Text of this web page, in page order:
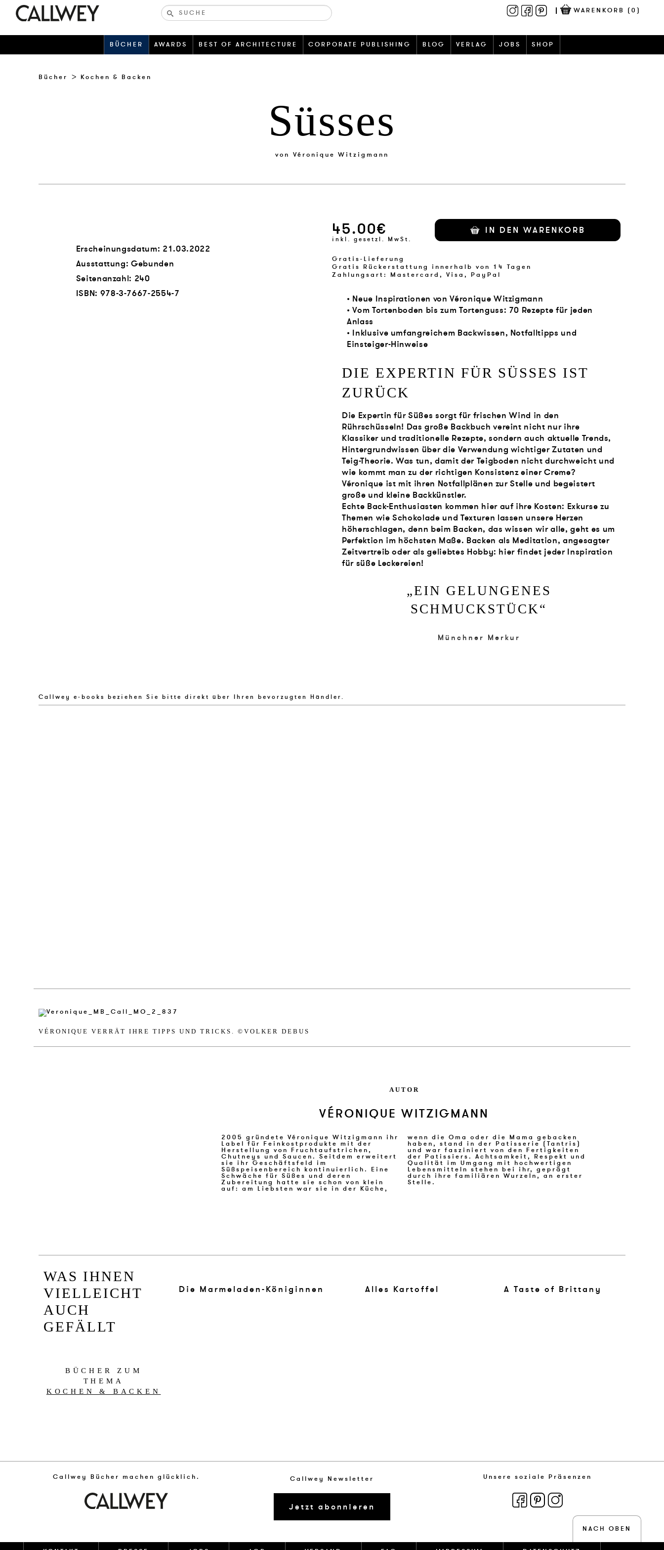
Bücher-
und
zeitschriften
WARENKORB (0)
BÜCHER AWARDS BEST OF ARCHITECTURE CORPORATE PUBLISHING BLOG VERLAG JOBS SHOP
Bücher Kochen & Backen
Süsses
von Véronique Witzigmann
Erscheinungsdatum: 21.03.2022
Ausstattung: Gebunden
Seitenanzahl: 240
ISBN: 978-3-7667-2554-7
45.00€
inkl. gesetzl. MwSt.
IN DEN WARENKORB
Gratis-Lieferung
Gratis Rückerstattung innerhalb von 14 Tagen
Zahlungsart: Mastercard, Visa, PayPal
• Neue Inspirationen von Véronique Witzigmann
• Vom Tortenboden bis zum Tortenguss: 70 Rezepte für jeden
Anlass
• Inklusive umfangreichem Backwissen, Notfalltipps und
Einsteiger-Hinweise
DIE EXPERTIN FÜR SÜSSES IST
ZURÜCK
Die Expertin für Süßes sorgt für frischen Wind in den
Rührschüsseln! Das große Backbuch vereint nicht nur ihre
Klassiker und traditionelle Rezepte, sondern auch aktuelle Trends,
Hintergrundwissen über die Verwendung wichtiger Zutaten und
Teig-Theorie. Was tun, damit der Teigboden nicht durchweicht und
wie kommt man zu der richtigen Konsistenz einer Creme?
Véronique ist mit ihren Notfallplänen zur Stelle und begeistert
große und kleine Backkünstler.
Echte Back-Enthusiasten kommen hier auf ihre Kosten: Exkurse zu
Themen wie Schokolade und Texturen lassen unsere Herzen
höherschlagen, denn beim Backen, das wissen wir alle, geht es um
Perfektion im höchsten Maße. Backen als Meditation, angesagter
Zeitvertreib oder als geliebtes Hobby: hier findet jeder Inspiration
für süße Leckereien!
„EIN GELUNGENES
SCHMUCKSTÜCK “
Münchner Merkur
Callwey e-books beziehen Sie bitte direkt über Ihren bevorzugten Händler.
VÉRO­NI­QUE VERRÄT IHRE TIPPS UND TRICKS. ©VOLKER DE­BUS
AUTOR
VÉRONIQUE WITZIGMANN
2005 gründete Véronique Witzigmann ihr
Label für Feinkostprodukte mit der
Herstellung von Fruchtaufstrichen,
Chutneys und Saucen. Seitdem erweitert
sie ihr Geschäftsfeld im
Süßspeisenbereich kontinuierlich. Eine
Schwäche für Süßes und deren
Zubereitung hatte sie schon von klein
auf: am Liebsten war sie in der Küche,
wenn die Oma oder die Mama gebacken
haben, stand in der Patisserie (Tantris)
und war fasziniert von den Fertigkeiten
der Patissiers. Achtsamkeit, Respekt und
Qualität im Umgang mit hochwertigen
Lebensmitteln stehen bei ihr, geprägt
durch ihre familiären Wurzeln, an erster
Stelle.
WAS IHNEN
VIELLEICHT
AUCH
GEFÄLLT
BÜCHER ZUM
THEMA
KOCHEN & BACKEN
Die Marmeladen-Königinnen Alles Kartoffel A Taste of Brittany
Callwey Bücher machen glücklich. Callwey Newsletter
Jetzt abonnieren
Unsere soziale Präsenzen
NACH OBEN